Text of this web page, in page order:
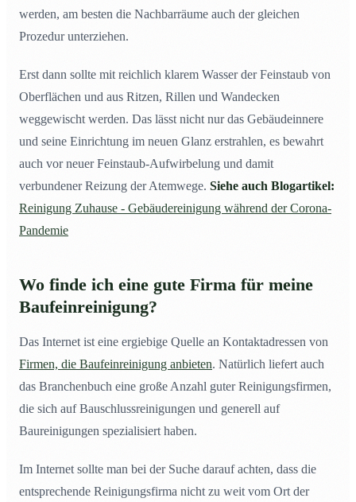
werden, am besten die Nachbarräume auch der gleichen
Prozedur unterziehen.
Erst dann sollte mit reichlich klarem Wasser der Feinstaub von
Oberflächen und aus Ritzen, Rillen und Wandecken
weggewischt werden. Das lässt nicht nur das Gebäudeinnere
und seine Einrichtung im neuen Glanz erstrahlen, es bewahrt
auch vor neuer Feinstaub-Aufwirbelung und damit
verbundener Reizung der Atemwege. Siehe auch Blogartikel:
Reinigung Zuhause - Gebäudereinigung während der Corona-
Pandemie
Wo finde ich eine gute Firma für meine
Baufeinreinigung?
Das Internet ist eine ergiebige Quelle an Kontaktadressen von
Firmen, die Baufeinreinigung anbieten. Natürlich liefert auch
das Branchenbuch eine große Anzahl guter Reinigungsfirmen,
die sich auf Bauschlussreinigungen und generell auf
Baureinigungen spezialisiert haben.
Im Internet sollte man bei der Suche darauf achten, dass die
entsprechende Reinigungsfirma nicht zu weit vom Ort der